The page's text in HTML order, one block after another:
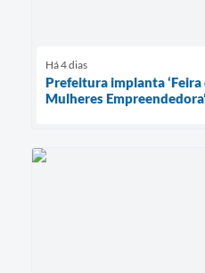
Há 4 dias
Prefeitura implanta
Mulheres